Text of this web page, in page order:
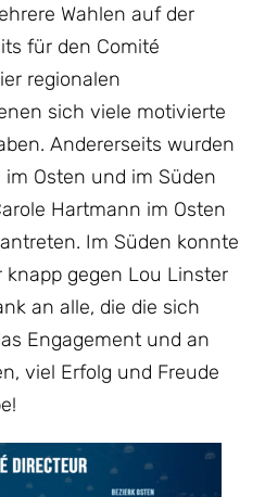
Wahlen auf der
für den Comité
regionalen
sich viele motivierte
Andererseits wurden
Osten und im Süden
Hartmann im Osten
Im Süden konnte
gegen Lou Linster
an alle, die die sich
Engagement und an
viel Erfolg und Freude